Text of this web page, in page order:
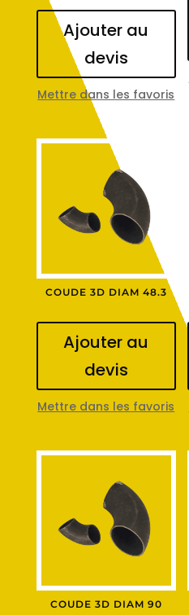
Ajouter au
devis
Mettre dans les favoris
COUDE 3D DIAM 48.3
Ajouter au
devis
Mettre dans les favoris
COUDE 3D DIAM 90